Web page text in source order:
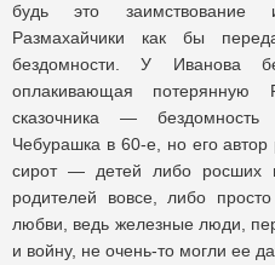
будь это заимствование
Размахайчики как бы
бездомности. У Иванова
оплакивающая потерянную
сказочника — бездомность
Чебурашка в 60-е, но его
сирот — детей либо росших
родителей вовсе, либо
любви, ведь железные люди,
и войну, не очень-то могли ее